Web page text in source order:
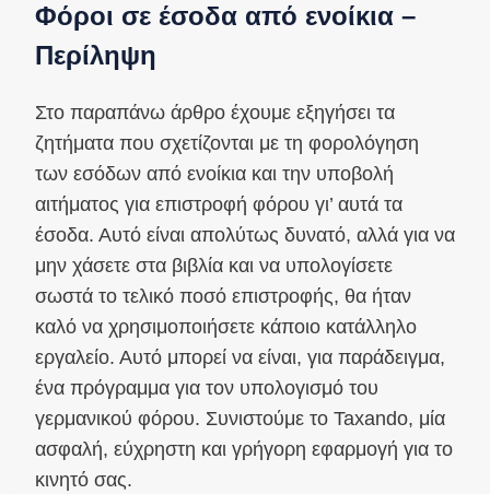
Φόροι σε έσοδα από ενοίκια –
Περίληψη
Στο παραπάνω άρθρο έχουμε εξηγήσει τα
ζητήματα που σχετίζονται με τη φορολόγηση
των εσόδων από ενοίκια και την υποβολή
αιτήματος για επιστροφή φόρου γι’ αυτά τα
έσοδα. Αυτό είναι απολύτως δυνατό, αλλά για να
μην χάσετε στα βιβλία και να υπολογίσετε
σωστά το τελικό ποσό επιστροφής, θα ήταν
καλό να χρησιμοποιήσετε κάποιο κατάλληλο
εργαλείο. Αυτό μπορεί να είναι, για παράδειγμα,
ένα πρόγραμμα για τον υπολογισμό του
γερμανικού φόρου. Συνιστούμε το Taxando, μία
ασφαλή, εύχρηστη και γρήγορη εφαρμογή για το
κινητό σας.